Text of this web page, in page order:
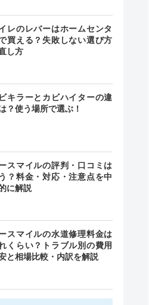
レのレバーはホームセンタ
買える？失敗しない選び方
し方
キラーとカビハイターの違
？使う場所で選ぶ！
スマイルの評判・口コミは
？料金・対応・注意点を中
に解説
スマイルの水道修理料金は
くらい？トラブル別の費用
と相場比較・内訳を解説